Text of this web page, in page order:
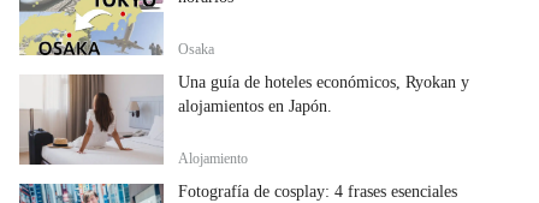
Osaka
Una guía de hoteles económicos, Ryokan y
alojamientos en Japón.
Alojamiento
Fotografía de cosplay: 4 frases esenciales